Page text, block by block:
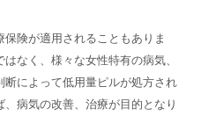
険が適用されることもありま
なく、様々な女性特有の病気、
によって低用量ピルが処方され
病気の改善、治療が目的となり